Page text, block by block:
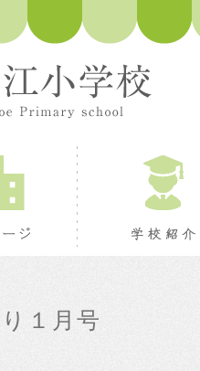
トップページ
１月号